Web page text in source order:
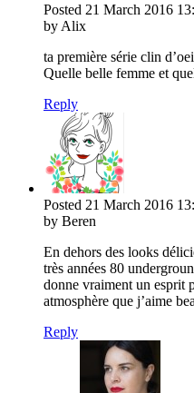
Posted 21 March 2016
by Alix
ta première série clin
Quelle belle femme et
Reply
Posted 21 March 2016
by Beren
En dehors des looks
très années 80
donne vraiment un esprit
atmosphère que j’aime
Reply